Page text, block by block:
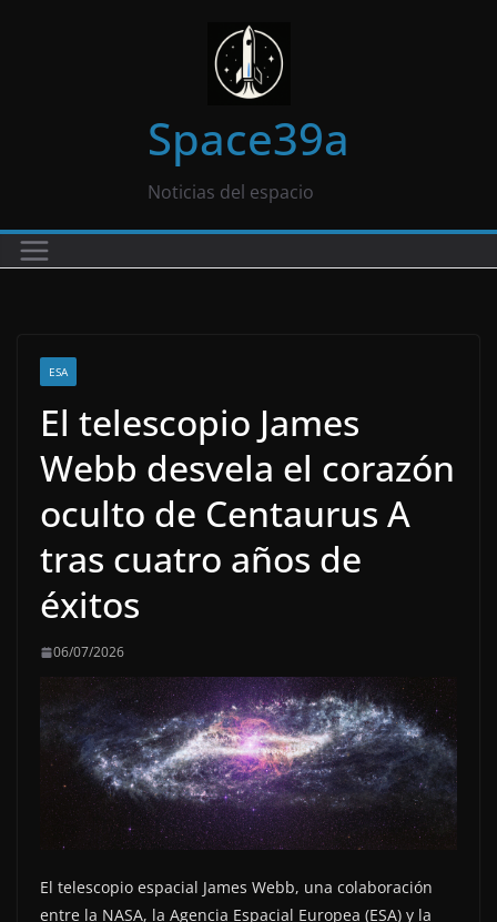
Space39a
Noticias del espacio
ESA
El telescopio James
Webb desvela el corazón
oculto de Centaurus A
tras cuatro años de
éxitos
06/07/2026
El telescopio espacial James Webb, una colaboración
entre la NASA, la Agencia Espacial Europea (ESA) y la